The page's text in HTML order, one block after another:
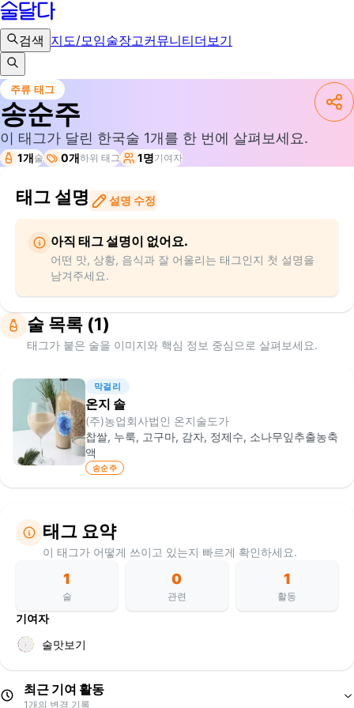
검색 지도/모임술장고커뮤니티더보기
주류 태그
송순주
이 태그가 달린 한국술 1개를 한 번에 살펴보세요.
1개술 0개하위 태그 1명기여자
태그 설명 설명 수정
아직 태그 설명이 없어요.
어떤 맛, 상황, 음식과 잘 어울리는 태그인지 첫 설명을
남겨주세요.
술 목록 (1)
태그가 붙은 술을 이미지와 핵심 정보 중심으로 살펴보세요.
막걸리
온지 솔
(주)농업회사법인 온지술도가
찹쌀, 누룩, 고구마, 감자, 정제수, 소나무잎추출농축
액
송순주
태그 요약
이 태그가 어떻게 쓰이고 있는지 빠르게 확인하세요.
1
술
0
관련
1
활동
기여자
술맛보기
최근 기여 활동
1개의 변경 기록